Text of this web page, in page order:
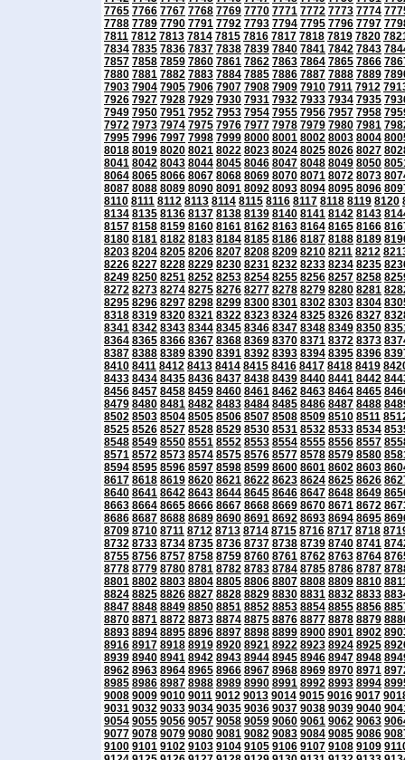
7765 7766 7767 7768 7769 7770 7771 7772 7773 7774
7788 7789 7790 7791 7792 7793 7794 7795 7796 7797
7811 7812 7813 7814 7815 7816 7817 7818 7819 7820
7834 7835 7836 7837 7838 7839 7840 7841 7842 7843
7857 7858 7859 7860 7861 7862 7863 7864 7865 7866
7880 7881 7882 7883 7884 7885 7886 7887 7888 7889
7903 7904 7905 7906 7907 7908 7909 7910 7911 7912
7926 7927 7928 7929 7930 7931 7932 7933 7934 7935
7949 7950 7951 7952 7953 7954 7955 7956 7957 7958
7972 7973 7974 7975 7976 7977 7978 7979 7980 7981
7995 7996 7997 7998 7999 8000 8001 8002 8003 8004
8018 8019 8020 8021 8022 8023 8024 8025 8026 8027
8041 8042 8043 8044 8045 8046 8047 8048 8049 8050
8064 8065 8066 8067 8068 8069 8070 8071 8072 8073
8087 8088 8089 8090 8091 8092 8093 8094 8095 8096
8110 8111 8112 8113 8114 8115 8116 8117 8118 8119 8120
8134 8135 8136 8137 8138 8139 8140 8141 8142 8143
8157 8158 8159 8160 8161 8162 8163 8164 8165 8166
8180 8181 8182 8183 8184 8185 8186 8187 8188 8189
8203 8204 8205 8206 8207 8208 8209 8210 8211 8212
8226 8227 8228 8229 8230 8231 8232 8233 8234 8235
8249 8250 8251 8252 8253 8254 8255 8256 8257 8258
8272 8273 8274 8275 8276 8277 8278 8279 8280 8281
8295 8296 8297 8298 8299 8300 8301 8302 8303 8304
8318 8319 8320 8321 8322 8323 8324 8325 8326 8327
8341 8342 8343 8344 8345 8346 8347 8348 8349 8350
8364 8365 8366 8367 8368 8369 8370 8371 8372 8373
8387 8388 8389 8390 8391 8392 8393 8394 8395 8396
8410 8411 8412 8413 8414 8415 8416 8417 8418 8419
8433 8434 8435 8436 8437 8438 8439 8440 8441 8442
8456 8457 8458 8459 8460 8461 8462 8463 8464 8465
8479 8480 8481 8482 8483 8484 8485 8486 8487 8488
8502 8503 8504 8505 8506 8507 8508 8509 8510 8511
8525 8526 8527 8528 8529 8530 8531 8532 8533 8534
8548 8549 8550 8551 8552 8553 8554 8555 8556 8557
8571 8572 8573 8574 8575 8576 8577 8578 8579 8580
8594 8595 8596 8597 8598 8599 8600 8601 8602 8603
8617 8618 8619 8620 8621 8622 8623 8624 8625 8626
8640 8641 8642 8643 8644 8645 8646 8647 8648 8649
8663 8664 8665 8666 8667 8668 8669 8670 8671 8672
8686 8687 8688 8689 8690 8691 8692 8693 8694 8695
8709 8710 8711 8712 8713 8714 8715 8716 8717 8718
8732 8733 8734 8735 8736 8737 8738 8739 8740 8741
8755 8756 8757 8758 8759 8760 8761 8762 8763 8764
8778 8779 8780 8781 8782 8783 8784 8785 8786 8787
8801 8802 8803 8804 8805 8806 8807 8808 8809 8810
8824 8825 8826 8827 8828 8829 8830 8831 8832 8833
8847 8848 8849 8850 8851 8852 8853 8854 8855 8856
8870 8871 8872 8873 8874 8875 8876 8877 8878 8879
8893 8894 8895 8896 8897 8898 8899 8900 8901 8902
8916 8917 8918 8919 8920 8921 8922 8923 8924 8925
8939 8940 8941 8942 8943 8944 8945 8946 8947 8948
8962 8963 8964 8965 8966 8967 8968 8969 8970 8971
8985 8986 8987 8988 8989 8990 8991 8992 8993 8994
9008 9009 9010 9011 9012 9013 9014 9015 9016 9017
9031 9032 9033 9034 9035 9036 9037 9038 9039 9040
9054 9055 9056 9057 9058 9059 9060 9061 9062 9063
9077 9078 9079 9080 9081 9082 9083 9084 9085 9086
9100 9101 9102 9103 9104 9105 9106 9107 9108 9109